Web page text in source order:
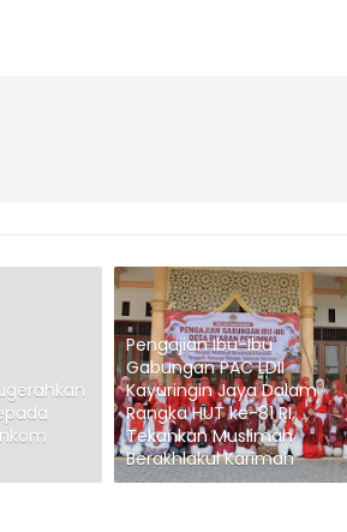
Pengajian Ibu-Ibu
Gabungan PAC LDII
Kayuringin Jaya Dalam
Rangka HUT ke-81 RI,
Tekankan Muslimah
Berakhlakul Karimah